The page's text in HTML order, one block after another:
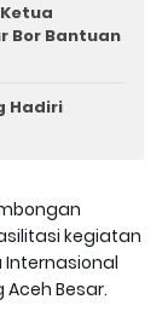
Bor Bantuan
Hadiri
kegiatan
Besar.